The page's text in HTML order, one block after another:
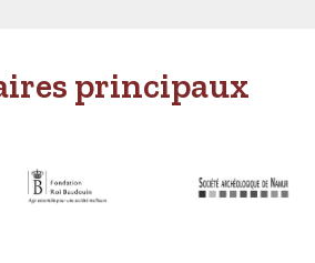
principaux